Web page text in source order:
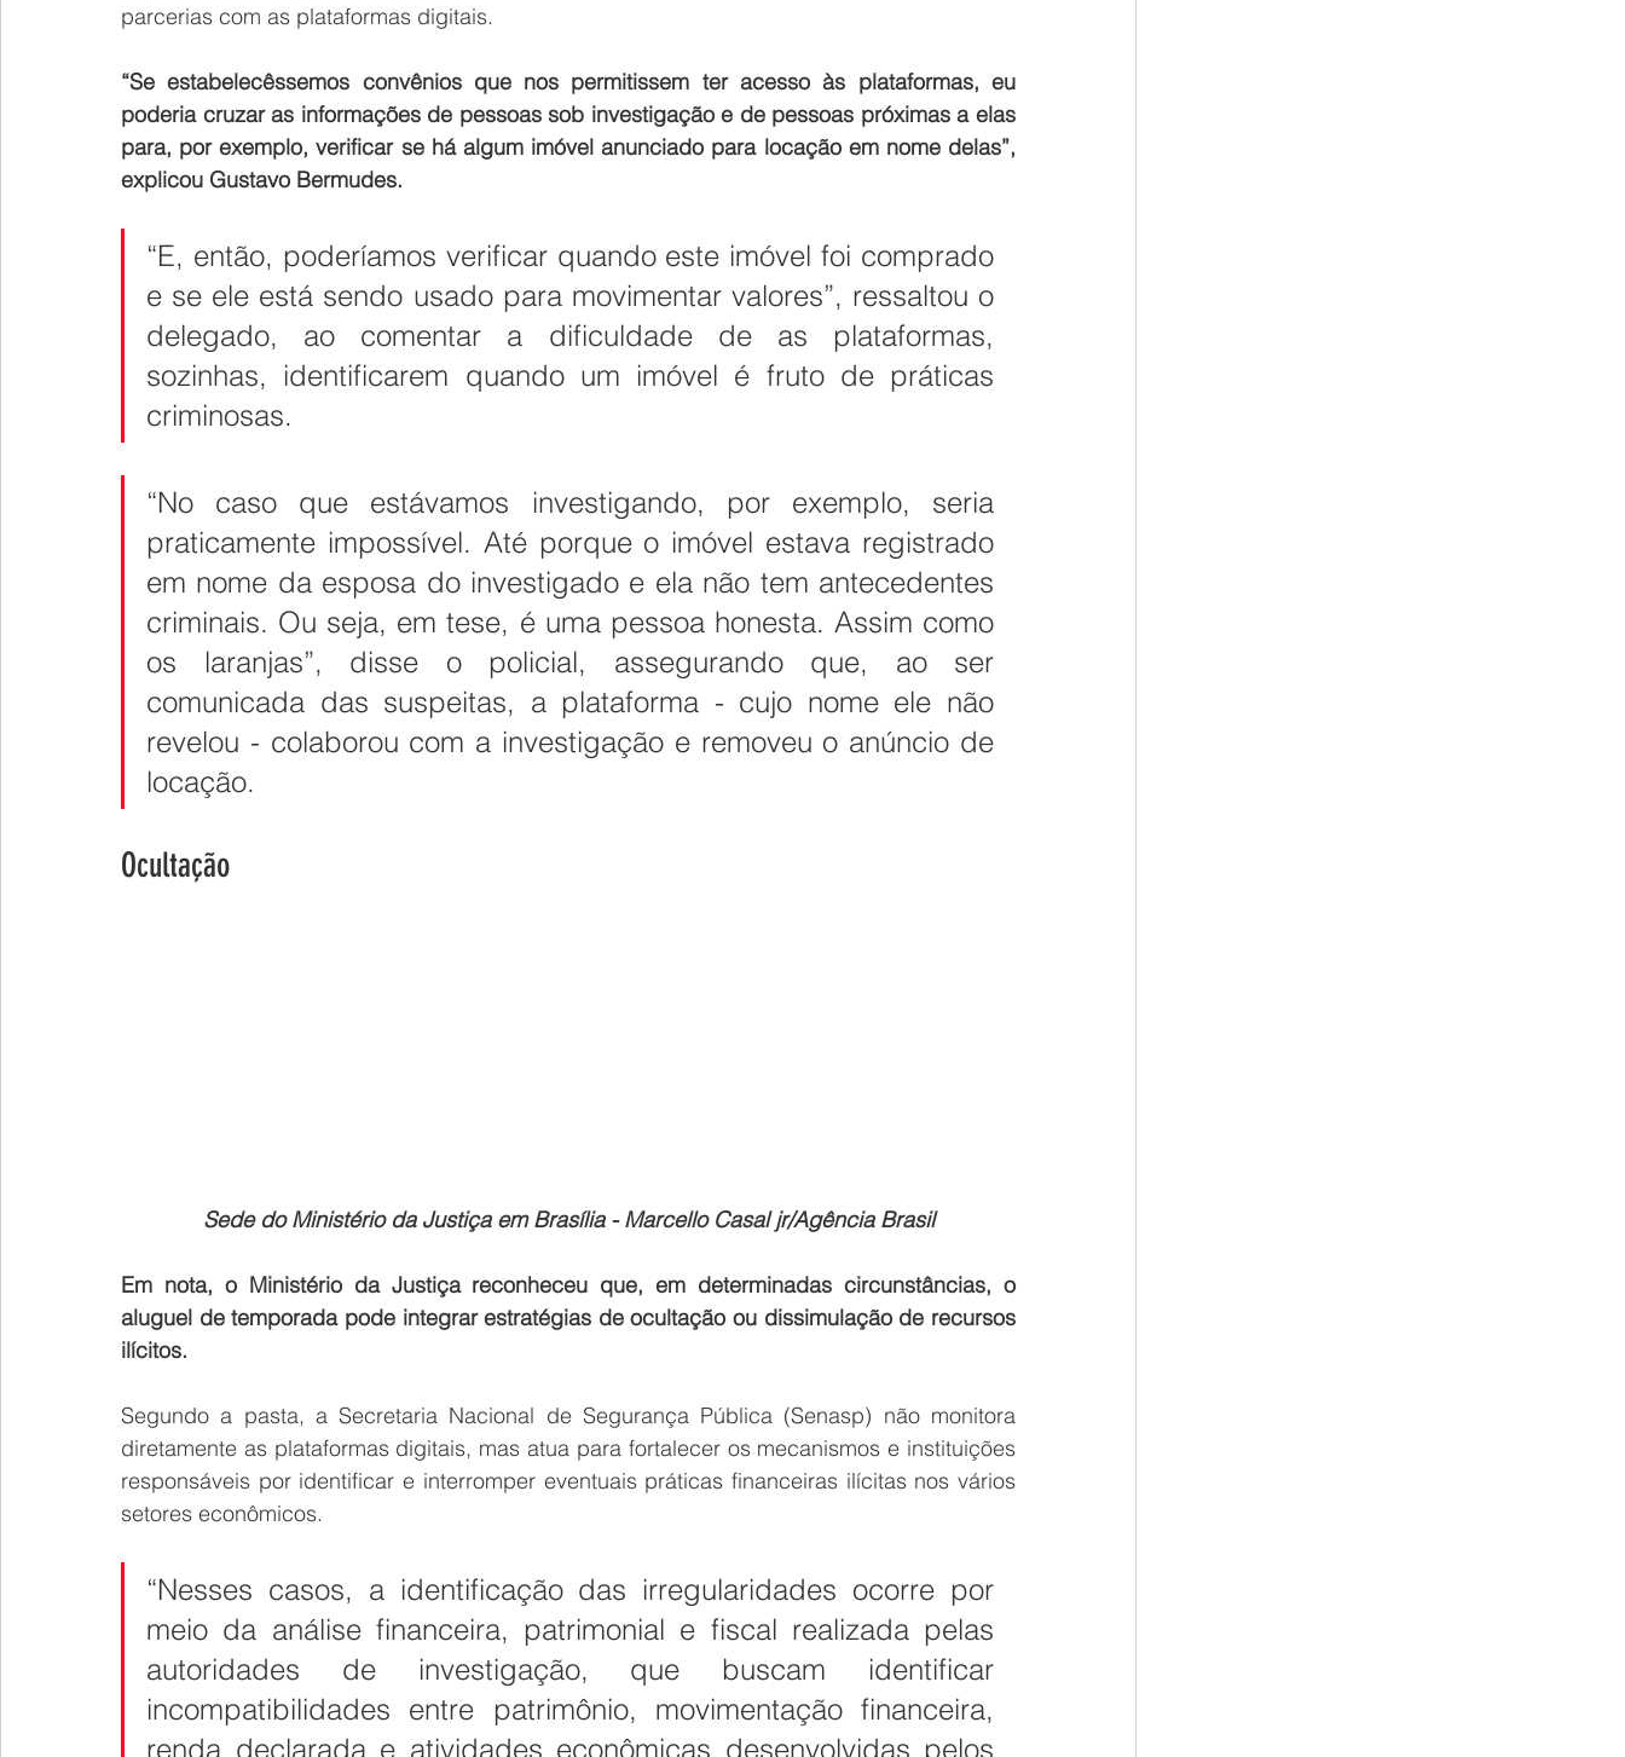
parcerias com as plataformas digitais.
“Se estabelecêssemos convênios que nos permitissem ter acesso às plataformas, eu
poderia cruzar as informações de pessoas sob investigação e de pessoas próximas a elas
para, por exemplo, verificar se há algum imóvel anunciado para locação em nome delas”,
explicou Gustavo Bermudes.
“E, então, poderíamos verificar quando este imóvel foi comprado
e se ele está sendo usado para movimentar valores”, ressaltou o
delegado, ao comentar a dificuldade de as plataformas,
sozinhas, identificarem quando um imóvel é fruto de práticas
criminosas.
“No caso que estávamos investigando, por exemplo, seria
praticamente impossível. Até porque o imóvel estava registrado
em nome da esposa do investigado e ela não tem antecedentes
criminais. Ou seja, em tese, é uma pessoa honesta. Assim como
os laranjas”, disse o policial, assegurando que, ao ser
comunicada das suspeitas, a plataforma - cujo nome ele não
revelou - colaborou com a investigação e removeu o anúncio de
locação.
Ocultação
Sede do Ministério da Justiça em Brasília - Marcello Casal jr/Agência Brasil
Em nota, o Ministério da Justiça reconheceu que, em determinadas circunstâncias, o
aluguel de temporada pode integrar estratégias de ocultação ou dissimulação de recursos
ilícitos.
Segundo a pasta, a Secretaria Nacional de Segurança Pública (Senasp) não monitora
diretamente as plataformas digitais, mas atua para fortalecer os mecanismos e instituições
responsáveis por identificar e interromper eventuais práticas financeiras ilícitas nos vários
setores econômicos.
“Nesses casos, a identificação das irregularidades ocorre por
meio da análise financeira, patrimonial e fiscal realizada pelas
autoridades de investigação, que buscam identificar
incompatibilidades entre patrimônio, movimentação financeira,
renda declarada e atividades econômicas desenvolvidas pelos